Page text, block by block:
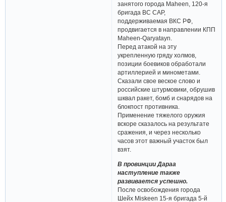
занятого города Maheen, 120-я
бригада ВС САР,
поддерживаемая ВКС РФ,
продвигается в направлении КПП
Maheen-Qaryatayn.
Перед атакой на эту
укрепленную гряду холмов,
позиции боевиков обработали
артиллерией и минометами.
Сказали свое веское слово и
российские штурмовики, обрушив
шквал ракет, бомб и снарядов на
блокпост противника.
Применение тяжелого оружия
вскоре сказалось на результате
сражения, и через несколько
часов этот важный участок был
взят.
В провинции Дараа
наступление также
развивается успешно.
После освобождения города
Шейх Miskeen 15-я бригада 5-й